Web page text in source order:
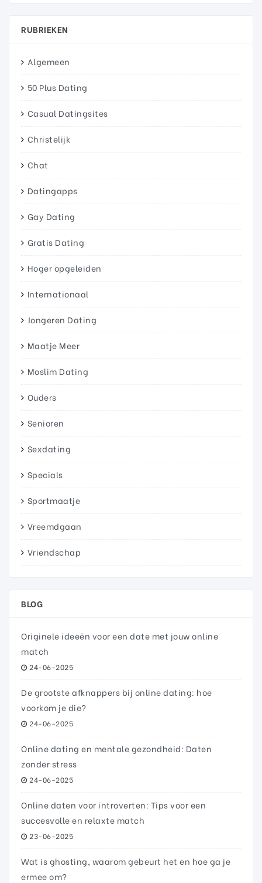
RUBRIEKEN
Algemeen
50 Plus Dating
Casual Datingsites
Christelijk
Chat
Datingapps
Gay Dating
Gratis Dating
Hoger opgeleiden
Internationaal
Jongeren Dating
Maatje Meer
Moslim Dating
Ouders
Senioren
Sexdating
Specials
Sportmaatje
Vreemdgaan
Vriendschap
BLOG
Originele ideeën voor een date met jouw online
match
24-06-2025
De grootste afknappers bij online dating: hoe
voorkom je die?
24-06-2025
Online dating en mentale gezondheid: Daten
zonder stress
24-06-2025
Online daten voor introverten: Tips voor een
succesvolle en relaxte match
23-06-2025
Wat is ghosting, waarom gebeurt het en hoe ga je
ermee om?